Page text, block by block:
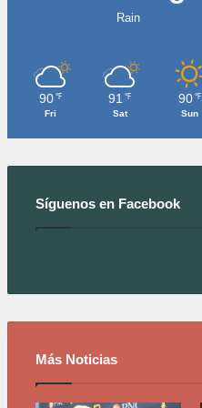
Rain
90 ℉
Fri
91 ℉
Sat
90 ℉
Sun
Síguenos en Facebook
Más Noticias